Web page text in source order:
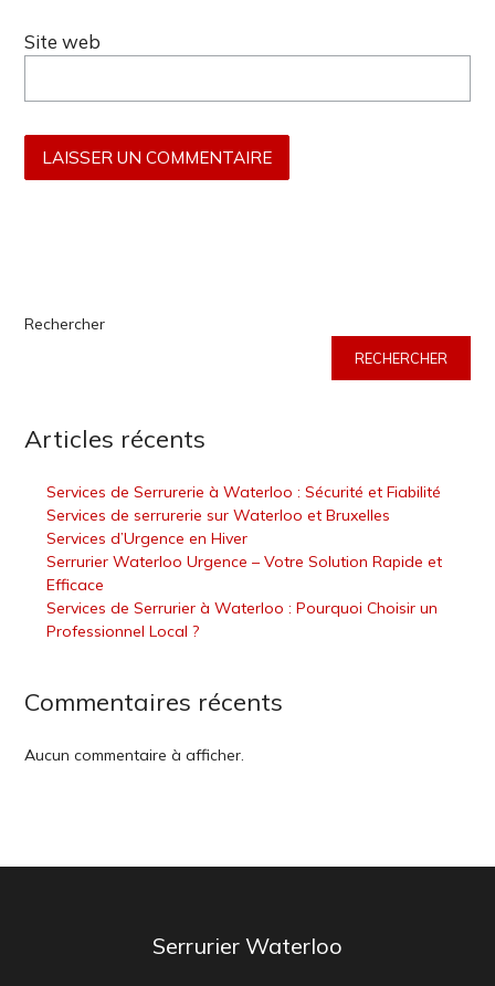
Site web
Rechercher
RECHERCHER
Articles récents
Services de Serrurerie à Waterloo : Sécurité et Fiabilité
Services de serrurerie sur Waterloo et Bruxelles
Services d’Urgence en Hiver
Serrurier Waterloo Urgence – Votre Solution Rapide et
Efficace
Services de Serrurier à Waterloo : Pourquoi Choisir un
Professionnel Local ?
Commentaires récents
Aucun commentaire à afficher.
Serrurier Waterloo